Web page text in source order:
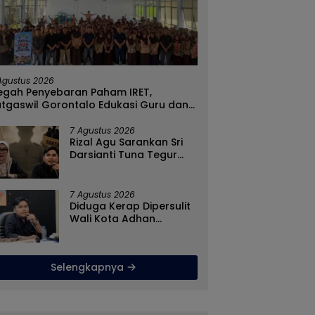
Gangguan
Selama
Gencarkan
Masker
Sinergi Pejabat
Administrator Warnai Forum
Perkuat Sistem Pelayanan
2026
Penyebaran Paham IRET,
Gorontalo Edukasi Guru dan
7 Agustus 2026
Rizal Agu Sarankan Sri
Darsianti Tuna Tegur
Dinas Kumperindag
Pemprov Gorontalo
7 Agustus 2026
Diduga Kerap Dipersulit
Wali Kota Adhan
Jarang Dapat Bantuan
Pemprov
Selengkapnya